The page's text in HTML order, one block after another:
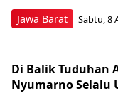
Jawa Barat Sabtu, 8
Di Balik Tuduhan
Nyumarno Selalu